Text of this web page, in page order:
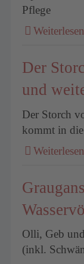
Pflege
Der
und
Der Storch
kommt in
Olli, Geb
(inkl.